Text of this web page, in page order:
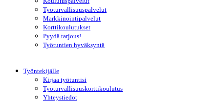
Työturvallisuuspalvelut
Markkinointipalvelut
Korttikoulutukset
Pyydä tarjous!
Työtuntien hyväksyntä
Työntekijälle
Kirjaa työtuntisi
Työturvallisuuskorttikoulutus
Yhteystiedot